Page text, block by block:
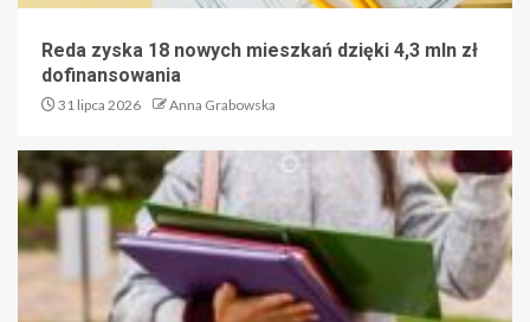
Reda zyska 18 nowych mieszkań dzięki 4,3 mln zł
dofinansowania
31 lipca 2026 Anna Grabowska